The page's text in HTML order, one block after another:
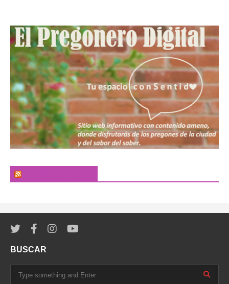
BUSCAR